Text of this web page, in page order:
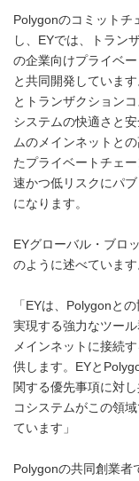
Polygonのコミットチ
し、EYでは、トラン
の企業向けプライベ
と共同開発していま
とトランザクション
システムの快適さと
ムのメインネットと
たプライベートチェ
速かつ低リスクにパ
になります。
EYグローバル・ブロ
のように述べています
「EYは、Polygonと
実現する強力なツー
メインネットに接続
供します。EYと
関する優先事項に対
コシステムがこの領
ています」
Polygonの共同創業者